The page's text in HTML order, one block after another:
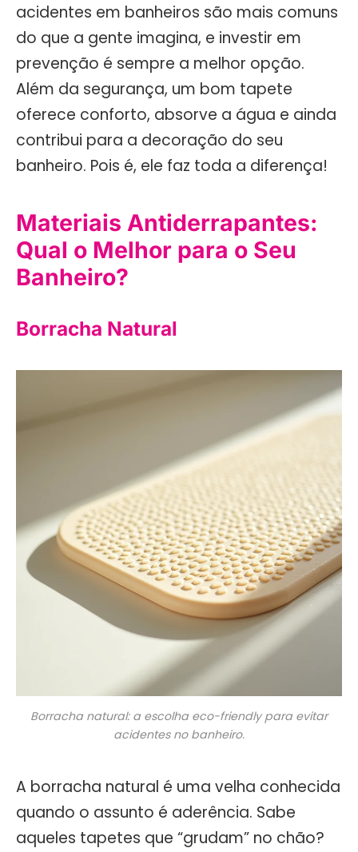
acidentes em banheiros são mais comuns
do que a gente imagina, e investir em
prevenção é sempre a melhor opção.
Além da segurança, um bom tapete
oferece conforto, absorve a água e ainda
contribui para a decoração do seu
banheiro. Pois é, ele faz toda a diferença!
Materiais Antiderrapantes:
Qual o Melhor para o Seu
Banheiro?
Borracha Natural
Borracha natural: a escolha eco-friendly para evitar
acidentes no banheiro.
A borracha natural é uma velha conhecida
quando o assunto é aderência. Sabe
aqueles tapetes que “grudam” no chão?